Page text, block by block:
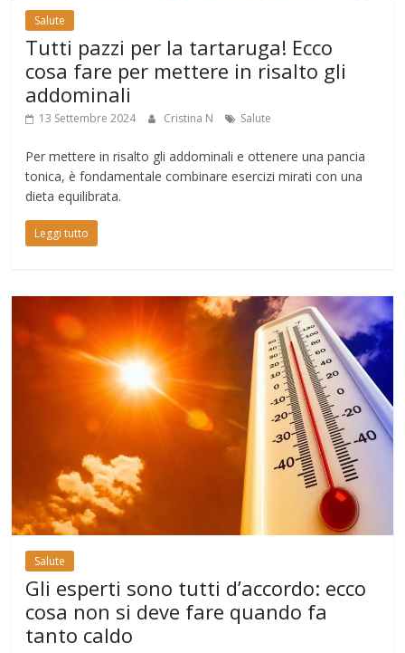
Salute
Tutti pazzi per la tartaruga! Ecco
cosa fare per mettere in risalto gli
addominali
13 Settembre 2024 Cristina N Salute
Per mettere in risalto gli addominali e ottenere una pancia
tonica, è fondamentale combinare esercizi mirati con una
dieta equilibrata.
Leggi tutto
Salute
Gli esperti sono tutti d’accordo: ecco
cosa non si deve fare quando fa
tanto caldo